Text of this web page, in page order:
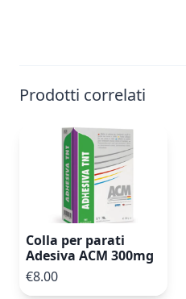
Prodotti correlati
Colla per parati
Adesiva ACM 300mg
€8.00